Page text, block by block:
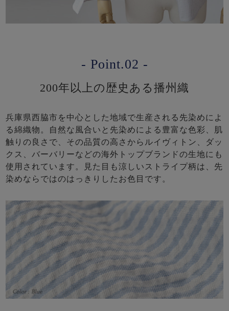
- Point.02 -
200年以上の歴史ある播州織
兵庫県西脇市を中心とした地域で生産される先染めによ
る綿織物。自然な風合いと先染めによる豊富な色彩、肌
触りの良さで、その品質の高さからルイヴィトン、ダッ
クス、バーバリーなどの海外トップブランドの生地にも
使用されています。見た目も涼しいストライプ柄は、先
染めならではのはっきりしたお色目です。